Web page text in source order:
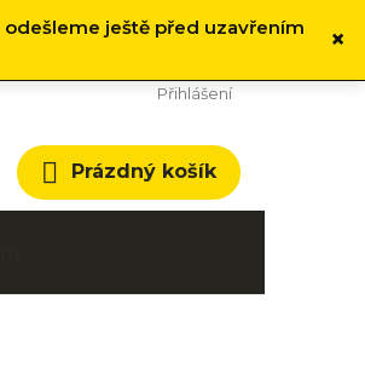
odešleme ještě před uzavřením
×
Přihlášení
Nákupní
košík
Prázdný košík